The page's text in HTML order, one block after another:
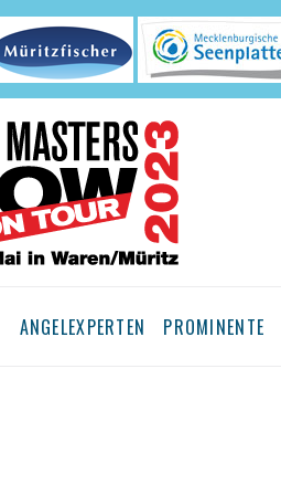
ANGELEXPERTEN PROMINENTE